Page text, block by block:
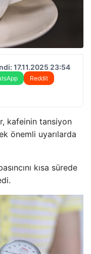
17.11.2025 23:54
Reddit
kafeinin tansiyon
önemli uyarılarda
kısa sürede